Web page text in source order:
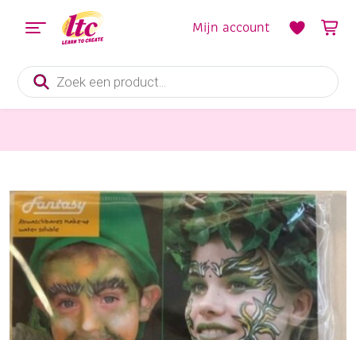
Producten
zoeken
Mijn account